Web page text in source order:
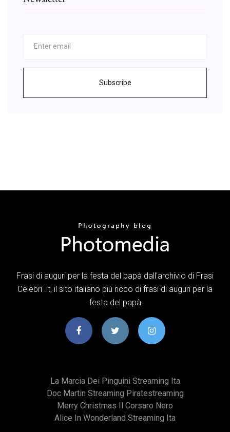
Subscribe
Frasi di auguri per la festa del papà dall'archivio di Frasi
Celebri .it, il sito italiano più ricco di frasi di auguri per la
festa del papà
La Marcia Dei Pinguini Streaming Ita
Doc Martin Streaming Piratestreaming
Merry Christmas Il Corsaro Nero
Alice In Wonderland Streaming Ita